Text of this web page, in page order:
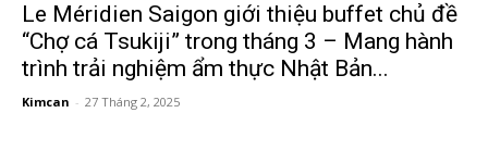
Le Méridien Saigon giới thiệu buffet chủ đề
“Chợ cá Tsukiji” trong tháng 3 – Mang hành
trình trải nghiệm ẩm thực Nhật Bản...
Kimcan - 27 Tháng 2, 2025